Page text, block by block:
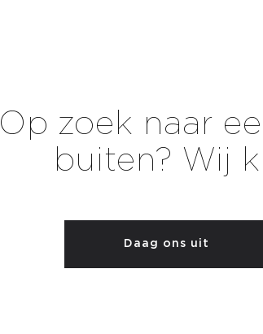
Op zoek naar
buiten? Wij
Daag ons uit